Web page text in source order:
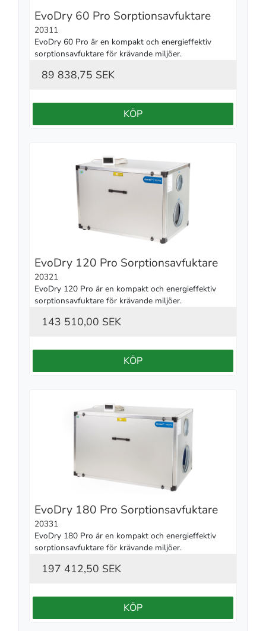
EvoDry 60 Pro Sorptionsavfuktare
20311
EvoDry 60 Pro är en kompakt och energieffektiv
sorptionsavfuktare för krävande miljöer.
89 838,75 SEK
KÖP
EvoDry 120 Pro Sorptionsavfuktare
20321
EvoDry 120 Pro är en kompakt och energieffektiv
sorptionsavfuktare för krävande miljöer.
143 510,00 SEK
KÖP
EvoDry 180 Pro Sorptionsavfuktare
20331
EvoDry 180 Pro är en kompakt och energieffektiv
sorptionsavfuktare för krävande miljöer.
197 412,50 SEK
KÖP